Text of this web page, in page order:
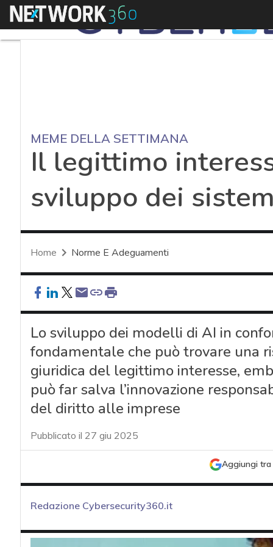
Menu
MEME DELLA SETTIMANA
Il legittimo
sviluppo dei
Home Norme E Adeguamenti
Lo sviluppo dei modelli di AI in
fondamentale che può trovare una
giuridica del legittimo interesse,
può far salva l’innovazione
del diritto alle imprese
Pubblicato il 27 giu 2025
Aggiungi tra
Redazione Cybersecurity360.it